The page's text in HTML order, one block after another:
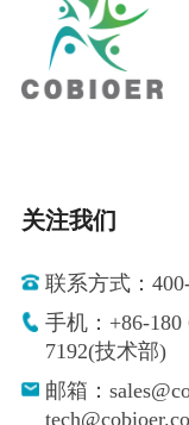
关注我们
联系方式：
手机：+86-180
7192(技术部)
邮箱：